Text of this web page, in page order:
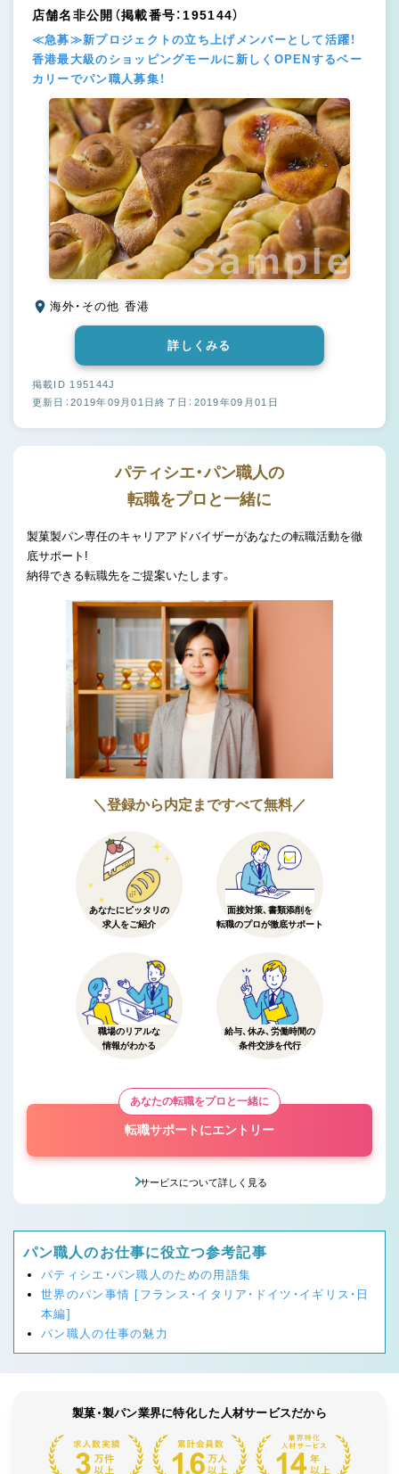
店舗名非公開（掲載番号：195144）
≪急募≫新プロジェクトの立ち上げメンバーとして活躍！
香港最大級のショッピングモールに新しくOPENするベー
カリーでパン職人募集！
海外・その他 香港
詳しくみる
掲載ID 195144J
更新日：2019年09月01日終了日：2019年09月01日
パティシエ・パン職人の
転職をプロと一緒に
製菓製パン専任のキャリアアドバイザーがあなたの転職活動を徹
底サポート!
納得できる転職先をご提案いたします。
＼登録から内定まですべて無料／
あなたにピッタリの
求人をご紹介
面接対策、書類添削を
転職のプロが徹底サポート
職場のリアルな
情報がわかる
給与、休み、労働時間の
条件交渉を代行
あなたの転職をプロと一緒に
転職サポートにエントリー
サービスについて詳しく見る
パン職人のお仕事に役立つ参考記事
パティシエ・パン職人のための用語集
世界のパン事情 [フランス・イタリア・ドイツ・イギリス・日
本編]
パン職人の仕事の魅力
製菓・製パン業界に特化した人材サービスだから